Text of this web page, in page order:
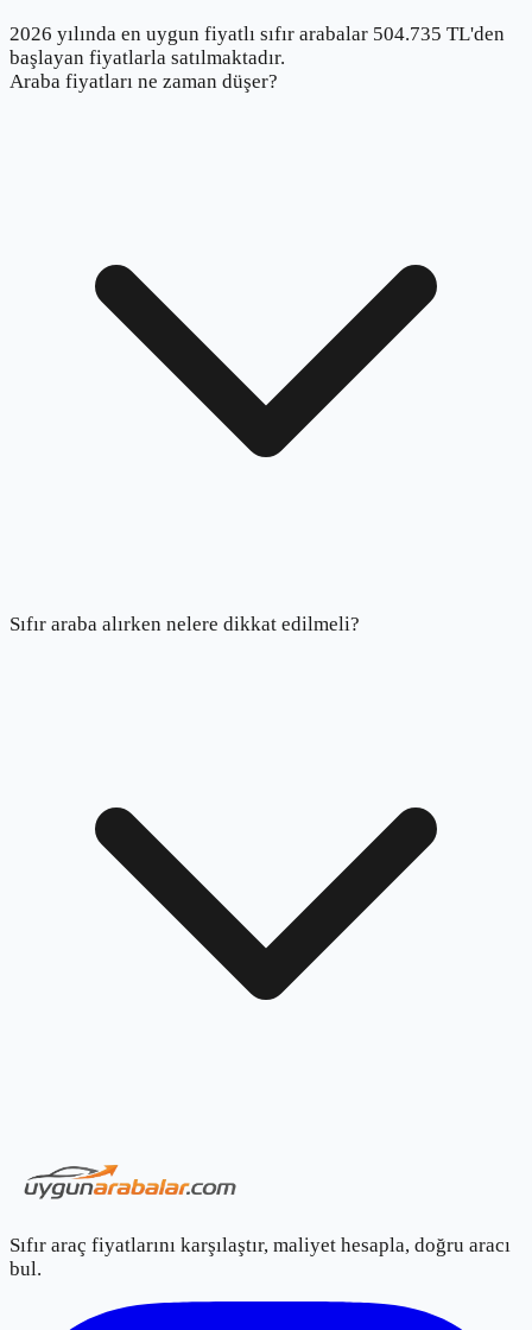
2026 yılında en uygun fiyatlı sıfır arabalar 504.735 TL'den
başlayan fiyatlarla satılmaktadır.
Araba fiyatları ne zaman düşer?
Sıfır araba alırken nelere dikkat edilmeli?
Sıfır araç fiyatlarını karşılaştır, maliyet hesapla, doğru aracı
bul.